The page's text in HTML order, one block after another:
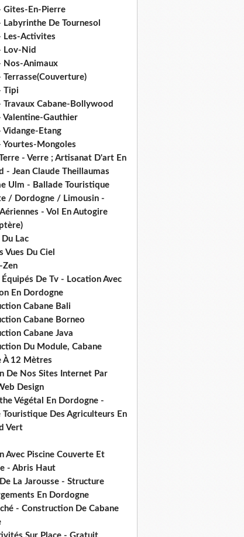
Gites-En-Pierre
Labyrinthe De Tournesol
Les-Activites
Lov-Nid
Nos-Animaux
Terrasse(Couverture)
Tipi
Travaux Cabane-Bollywood
Valentine-Gauthier
Vidange-Etang
Yourtes-Mongoles
- Verre ; Artisanat D'art En
- Jean Claude Theillaumas
Ulm - Ballade Touristique
/ Dordogne / Limousin -
- Vol En Autogire
Lac
Vues Du Ciel
Zen
De Tv - Location Avec
En Dordogne
Cabane Bali
Cabane Borneo
Cabane Java
Du Module, Cabane
À 12 Mètres
De Nos Sites Internet Par
Design
Végétal En Dordogne -
Des Agriculteurs En
Vert
Avec Piscine Couverte Et
- Abris Haut
La Jarousse - Structure
En Dordogne
- Construction De Cabane